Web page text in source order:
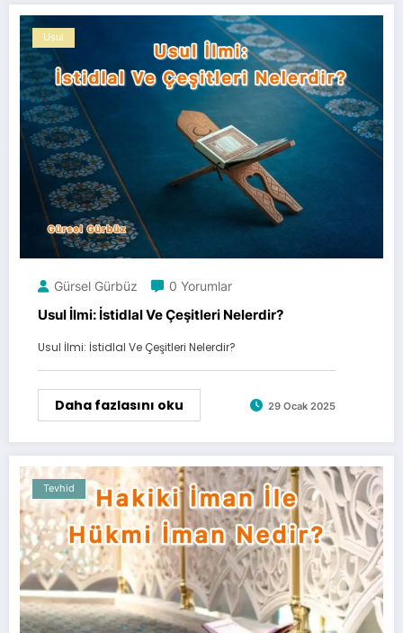
Usul
Gürsel Gürbüz 0 Yorumlar
Usul İlmi: İstidlal Ve Çeşitleri Nelerdir?
Usul İlmi: İstidlal Ve Çeşitleri Nelerdir?
Daha fazlasını oku 29 Ocak 2025
Tevhid